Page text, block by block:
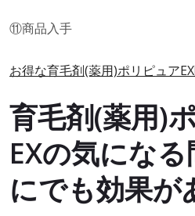
⑪商品入手
お得な育毛剤(薬用)ポリピュア
育毛剤(薬用)
EXの気にな
にでも効果が